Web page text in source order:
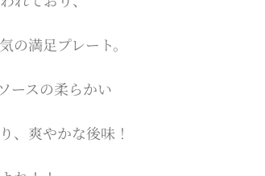
満足プレート。
ースの柔らかい
、爽やかな後味！